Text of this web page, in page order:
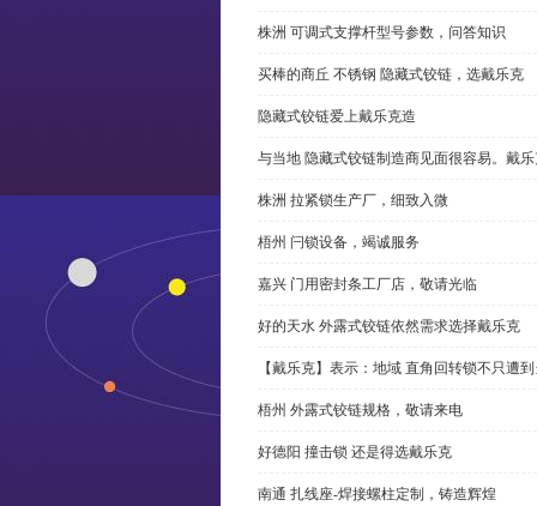
株洲 可调式支撑杆型号参数，问答知识
买棒的商丘 不锈钢 隐藏式铰链，选戴乐克
隐藏式铰链爱上戴乐克造
与当地 隐藏式铰链制造商见面很容易。戴
株洲 拉紧锁生产厂，细致入微
梧州 闩锁设备，竭诚服务
嘉兴 门用密封条工厂店，敬请光临
好的天水 外露式铰链依然需求选择戴乐克
【戴乐克】表示：地域 直角回转锁不只遭
梧州 外露式铰链规格，敬请来电
好德阳 撞击锁 还是得选戴乐克
南通 扎线座-焊接螺柱定制，铸造辉煌